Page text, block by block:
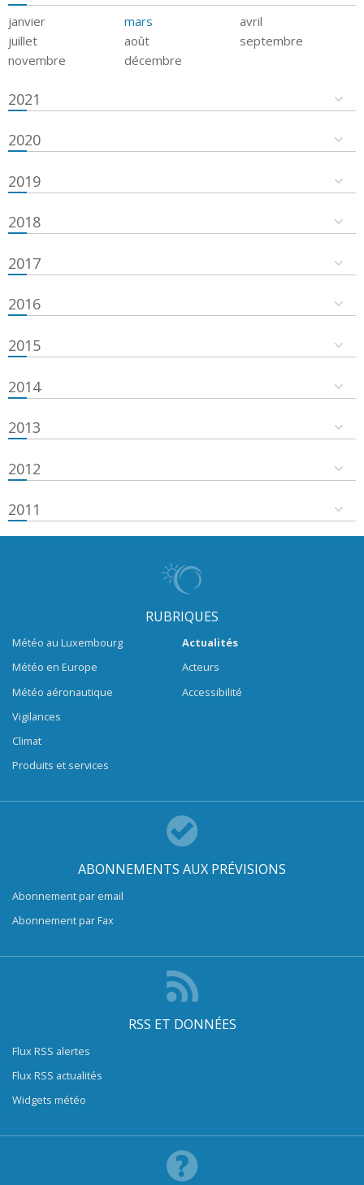
janvier mars
avril
juillet
août
septembre
novembre
décembre
2021
2020
2019
2018
2017
2016
2015
2014
2013
2012
2011
RUBRIQUES
Météo au Luxembourg
Météo en Europe
Météo aéronautique
Vigilances
Climat
Produits et services
Actualités
Acteurs
Accessibilité
ABONNEMENTS AUX PRÉVISIONS
Abonnement par email
Abonnement par Fax
RSS ET DONNÉES
Flux RSS alertes
Flux RSS actualités
Widgets météo